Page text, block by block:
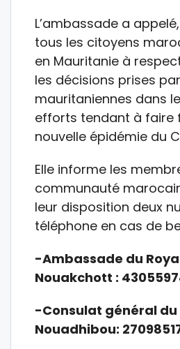
L’ambassade a
tous les citoyens
en Mauritanie à
les décisions prises
mauritaniennes dans
efforts tendant à faire
nouvelle épidémie du
Elle informe les
communauté
leur disposition deux
téléphone en cas de
-Ambassade du
Nouakchott :
-Consulat général du
Nouadhibou: